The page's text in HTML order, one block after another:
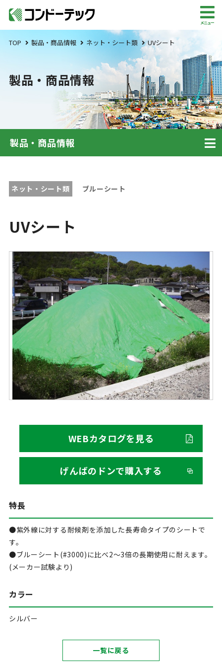
メニュー
TOP 製品・商品情報 ネット・シート類 UVシート
製品・商品情報
製品・商品情報
ネット・シート類 ブルーシート
UVシート
WEBカタログを見る
げんばのドンで購入する
特長
●紫外線に対する耐候剤を添加した長寿命タイプのシートで
す。
●ブルーシート(#3000)に比べ2～3倍の長期使用に耐えます。
(メーカー試験より)
カラー
シルバー
一覧に戻る